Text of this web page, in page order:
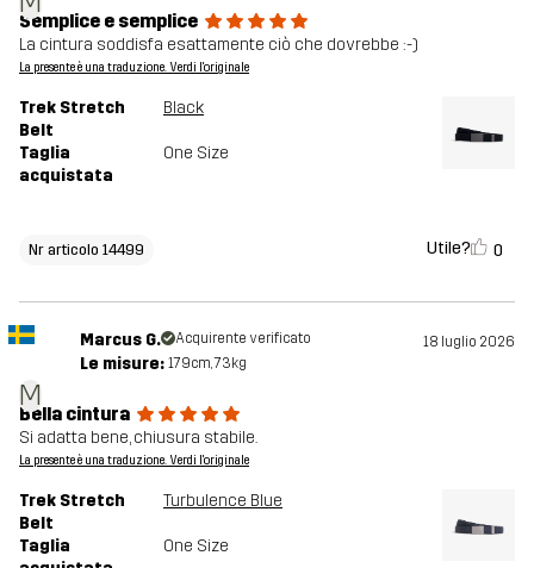
Semplice e semplice
La cintura soddisfa esattamente ciò che dovrebbe :-)
La presente è una traduzione. Verdi l'originale
Trek Stretch
Belt
Black
Taglia
acquistata
One Size
Nr articolo 14499 Utile? 0
M
Marcus G. Acquirente verificato 18 luglio 2026
Le misure: 179cm, 73kg
Bella cintura
Si adatta bene, chiusura stabile.
La presente è una traduzione. Verdi l'originale
Trek Stretch
Belt
Turbulence Blue
Taglia
One Size